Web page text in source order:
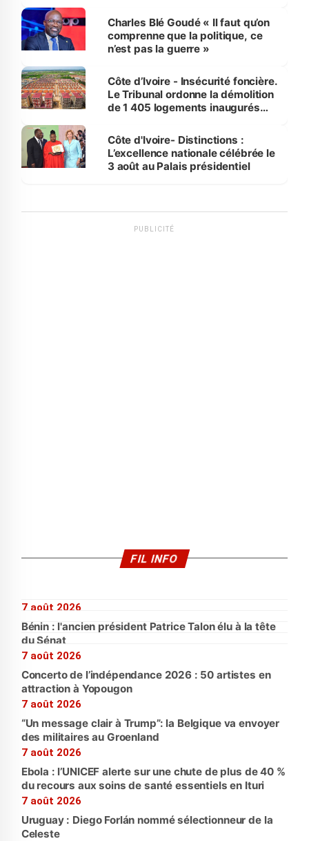
Charles Blé Goudé « Il faut qu’on
comprenne que la politique, ce
n’est pas la guerre »
Côte d’Ivoire - Insécurité foncière.
Le Tribunal ordonne la démolition
de 1 405 logements inaugurés
Bassam
Côte d'Ivoire- Distinctions :
L’excellence nationale célébrée le
3 août au Palais présidentiel
PUBLICITÉ
FIL INFO
7 août 2026
Bénin : l'ancien président Patrice Talon élu à la tête
du Sénat
7 août 2026
Concerto de l’indépendance 2026 : 50 artistes en
attraction à Yopougon
7 août 2026
“Un message clair à Trump”: la Belgique va envoyer
des militaires au Groenland
7 août 2026
Ebola : l’UNICEF alerte sur une chute de plus de 40 %
du recours aux soins de santé essentiels en Ituri
7 août 2026
Uruguay : Diego Forlán nommé sélectionneur de la
Celeste